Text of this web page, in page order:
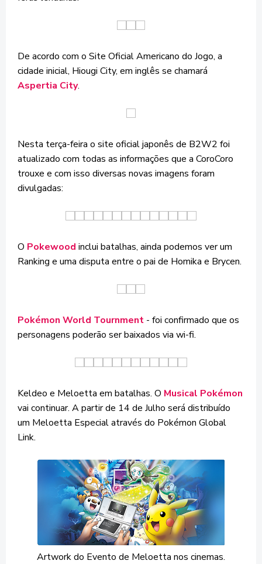
De acordo com o Site Oficial Americano do Jogo, a
cidade inicial, Hiougi City, em inglês se chamará
Aspertia City.
Nesta terça-feira o site oficial japonês de B2W2 foi
atualizado com todas as informações que a CoroCoro
trouxe e com isso diversas novas imagens foram
divulgadas:
O Pokewood inclui batalhas, ainda podemos ver um
Ranking e uma disputa entre o pai de Homika e Brycen.
Pokémon World Tournment - foi confirmado que os
personagens poderão ser baixados via wi-fi.
Keldeo e Meloetta em batalhas. O Musical Pokémon
vai continuar. A partir de 14 de Julho será distribuído
um Meloetta Especial através do Pokémon Global
Link.
Artwork do Evento de Meloetta nos cinemas.